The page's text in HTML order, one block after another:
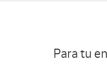
Para tu